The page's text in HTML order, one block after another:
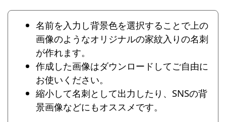
名前を入力し背景色を選択することで上の
画像のようなオリジナルの家紋入りの名刺
が作れます。
作成した画像はダウンロードしてご自由に
お使いください。
縮小して名刺として出力したり、SNSの背
景画像などにもオススメです。